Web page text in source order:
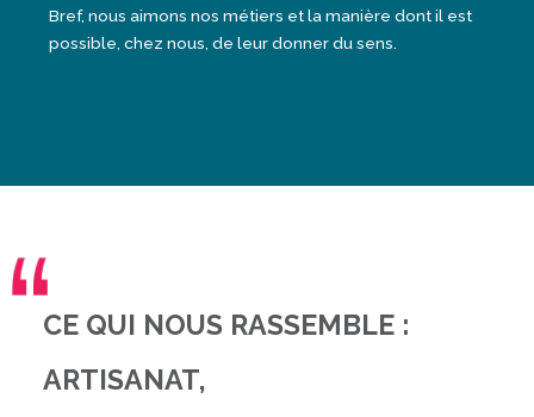
Bref, nous aimons nos métiers et la manière dont il est
possible, chez nous, de leur donner du sens.
CE QUI NOUS RASSEMBLE :
ARTISANAT,